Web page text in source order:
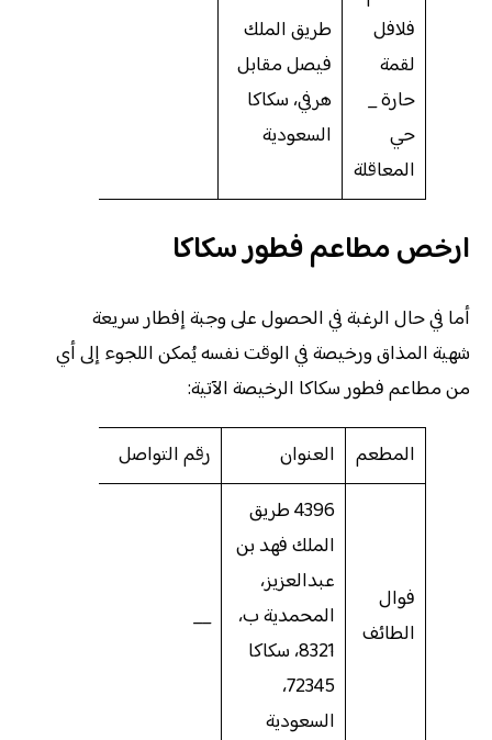
فلافل
لقمة
حارة _
حي
المعاقلة
طريق الملك
فيصل مقابل
هرفي، سكاكا
السعودية
ارخص مطاعم فطور سكاكا
أما في حال الرغبة في الحصول على وجبة إفطار سريعة
شهية المذاق ورخيصة في الوقت نفسه يُمكن اللجوء إلى أي
من مطاعم فطور سكاكا الرخيصة الآتية:
المطعم
العنوان رقم التواصل
فوال
الطائف
4396 طريق
الملك فهد بن
عبدالعزيز،
المحمدية ب،
8321، سكاكا
72345،
السعودية
__